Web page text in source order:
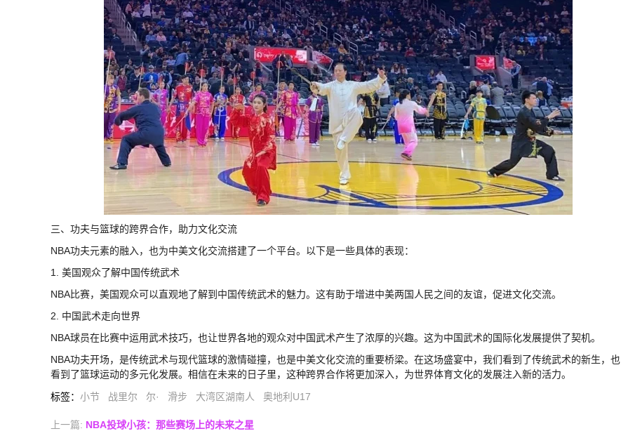
三、功夫与篮球的跨界合作，助力文化交流
NBA功夫元素的融入，也为中美文化交流搭建了一个平台。以下是一些具体的表现：
1. 美国观众了解中国传统武术
NBA比赛，美国观众可以直观地了解到中国传统武术的魅力。这有助于增进中美两国人民之间的友谊，促进文化交流。
2. 中国武术走向世界
NBA球员在比赛中运用武术技巧，也让世界各地的观众对中国武术产生了浓厚的兴趣。这为中国武术的国际化发展提供了契机。
NBA功夫开场，是传统武术与现代篮球的激情碰撞，也是中美文化交流的重要桥梁。在这场盛宴中，我们看到了传统武术的新生，也
看到了篮球运动的多元化发展。相信在未来的日子里，这种跨界合作将更加深入，为世界体育文化的发展注入新的活力。
标签： 小节 战里尔 尔· 滑步 大湾区湖南人 奥地利U17
上一篇: NBA投球小孩：那些赛场上的未来之星